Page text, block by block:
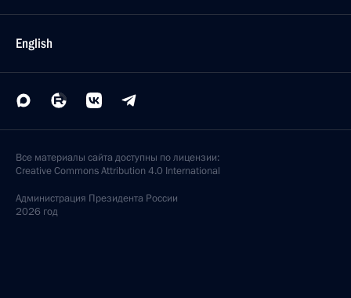
English
Все материалы сайта доступны по лицензии:
Creative Commons Attribution 4.0 International
Администрация Президента России
2026 год